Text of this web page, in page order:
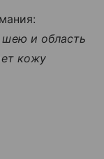
и область
кожу